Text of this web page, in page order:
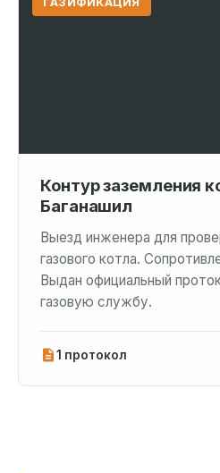
Контур заземления
Баганашил
Выезд инженера для
газового котла.
Выдан официальный
газовую службу.
1 протокол